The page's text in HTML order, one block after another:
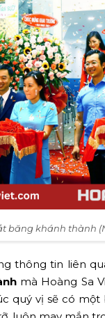
băng khánh thành
thông tin liên
mà Hoàng Sa
quý vị sẽ có